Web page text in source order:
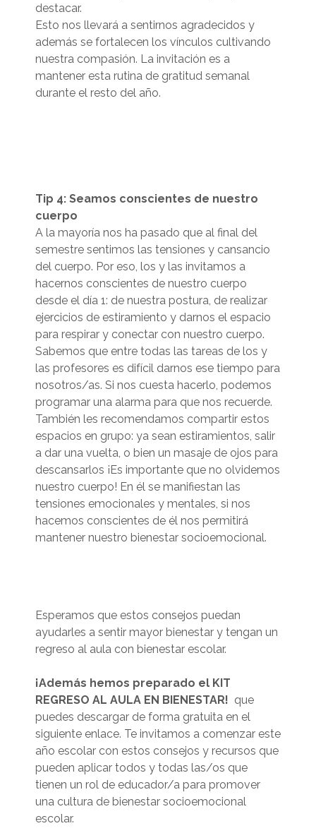
destacar.
Esto nos llevará a sentirnos agradecidos y
además se fortalecen los vínculos cultivando
nuestra compasión. La invitación es a
mantener esta rutina de gratitud semanal
durante el resto del año.
Tip 4: Seamos conscientes de nuestro
cuerpo
A la mayoría nos ha pasado que al final del
semestre sentimos las tensiones y cansancio
del cuerpo. Por eso, los y las invitamos a
hacernos conscientes de nuestro cuerpo
desde el día 1: de nuestra postura, de realizar
ejercicios de estiramiento y darnos el espacio
para respirar y conectar con nuestro cuerpo.
Sabemos que entre todas las tareas de los y
las profesores es difícil darnos ese tiempo para
nosotros/as. Si nos cuesta hacerlo, podemos
programar una alarma para que nos recuerde.
También les recomendamos compartir estos
espacios en grupo: ya sean estiramientos, salir
a dar una vuelta, o bien un masaje de ojos para
descansarlos ¡Es importante que no olvidemos
nuestro cuerpo! En él se manifiestan las
tensiones emocionales y mentales, si nos
hacemos conscientes de él nos permitirá
mantener nuestro bienestar socioemocional.
Esperamos que estos consejos puedan
ayudarles a sentir mayor bienestar y tengan un
regreso al aula con bienestar escolar.
¡Además hemos preparado el KIT
REGRESO AL AULA EN BIENESTAR! que
puedes descargar de forma gratuita en el
siguiente enlace. Te invitamos a comenzar este
año escolar con estos consejos y recursos que
pueden aplicar todos y todas las/os que
tienen un rol de educador/a para promover
una cultura de bienestar socioemocional
escolar.